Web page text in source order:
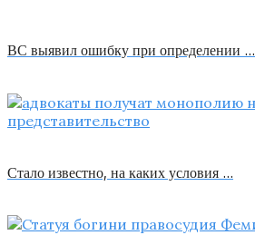
ВС выявил ошибку при определении …
Стало известно, на каких условия …